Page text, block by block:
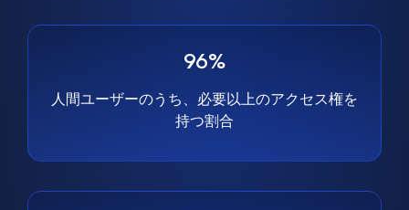
96%
人間ユーザーのうち、必要以上のアクセス権を
持つ割合